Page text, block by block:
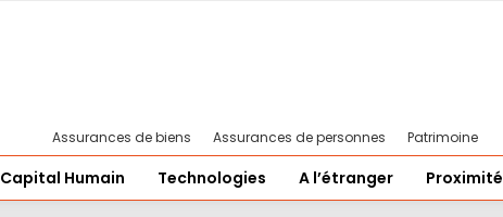
Assurances de biens Assurances de personnes Patrimoine
Capital Humain Technologies A l’étranger Proximité